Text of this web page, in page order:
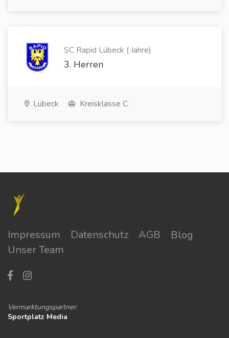
SC Rapid Lübeck ( Jahre)
3. Herren
Lübeck Kreisklasse C
Impressum Datenschutz AGB
Blog
Unser Team
Vermarktungspartner:
Sportplatz Media